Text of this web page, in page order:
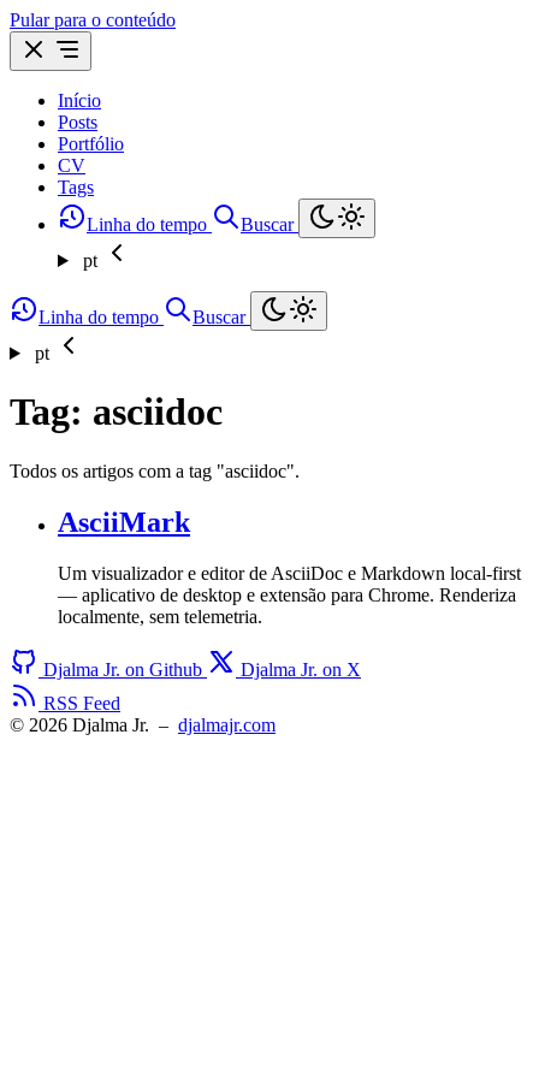
Pular para o conteúdo
Início
Posts
Portfólio
CV
Tags
Linha do tempo
Buscar
pt
Linha do tempo
Buscar
pt
Tag: asciidoc
Todos os artigos com a tag "asciidoc".
AsciiMark
Um visualizador e editor de AsciiDoc e Markdown local-first
— aplicativo de desktop e extensão para Chrome. Renderiza
localmente, sem telemetria.
Djalma Jr. on Github
Djalma Jr. on X
RSS Feed
© 2026 Djalma Jr. – djalmajr.com